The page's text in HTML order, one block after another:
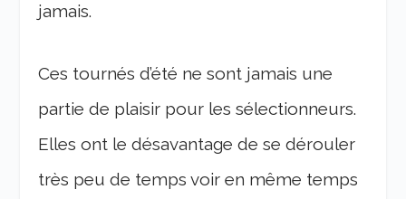
jamais.
Ces tournés d’été ne sont jamais une
partie de plaisir pour les sélectionneurs.
Elles ont le désavantage de se dérouler
très peu de temps voir en même temps